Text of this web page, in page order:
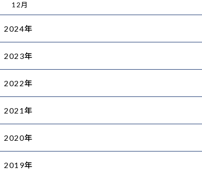
12月
2024年
2023年
2022年
2021年
2020年
2019年